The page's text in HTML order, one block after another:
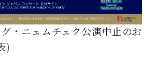
・ニェムチェク公演中止のお
)